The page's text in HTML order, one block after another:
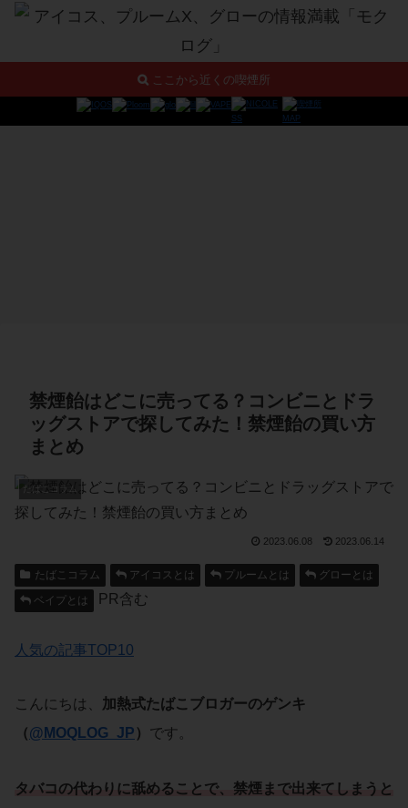
ここから近くの喫煙所
禁煙飴はどこに売ってる？コンビニとドラ
ッグストアで探してみた！禁煙飴の買い方
まとめ
たばこコラム
2023.06.08 2023.06.14
たばこコラム アイコスとは プルームとは
グローとは
ベイプとは
PR含む
人気の記事TOP10
こんにちは、 加熱式たばこブロガーのゲンキ
（@MOQLOG_JP ） です。
タバコの代わりに舐めることで、 禁煙 まで出来てしまうと